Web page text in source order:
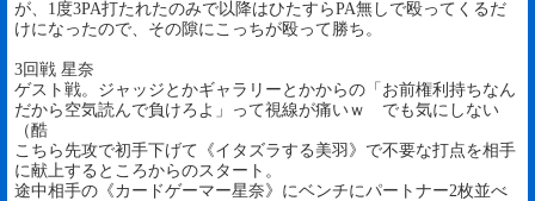
が、1度3PA打たれたのみで以降はひたすらPA無しで殴ってくるだ
けになったので、その隙にこっちが殴って勝ち。
3回戦 星奈
ゲスト戦。ジャッジとかギャラリーとかからの「お前権利持ちなん
だから空気読んで負けろよ」って視線が痛いｗ でも気にしない
（酷
こちら先攻で初手下げて《イタズラする美羽》で不要な打点を相手
に献上するところからのスタート。
途中相手の《カードゲーマー星奈》にベンチにパートナー2枚並べ